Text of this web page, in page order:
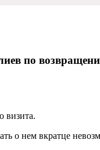
по
визита.
о нем вкратце